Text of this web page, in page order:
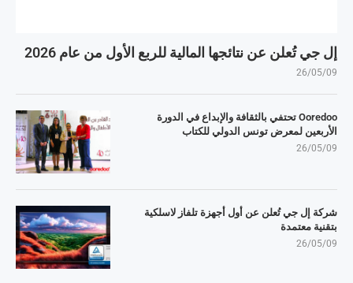
إل جي تُعلن عن نتائجها المالية للربع الأول من عام 2026
26/05/09
Ooredoo تحتفي بالثقافة والإبداع في الدورة
الأربعين لمعرض تونس الدولي للكتاب
26/05/09
شركة إل جي تُعلن عن أول أجهزة تلفاز لاسلكية
بتقنية معتمدة
26/05/09